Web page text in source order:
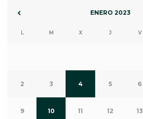
ENERO 2023
L M X J V
2 3 4 5 6
9 10 11 12 13